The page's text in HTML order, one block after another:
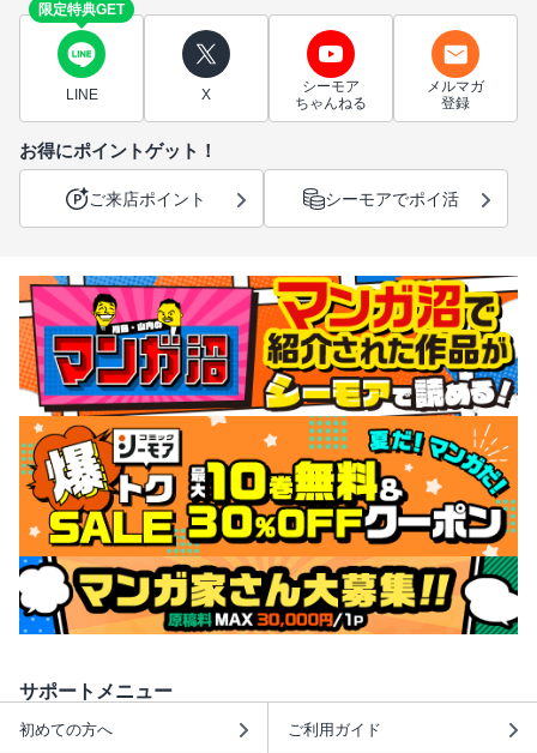
限定特典GET
LINE X
シーモア
ちゃんねる
メルマガ
登録
お得にポイントゲット！
ご来店ポイント シーモアでポイ活
サポートメニュー
初めての方へ ご利用ガイド